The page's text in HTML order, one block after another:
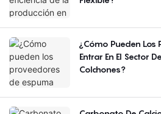
¿Cómo Pueden Los
Entrar En El Sector
Colchones?